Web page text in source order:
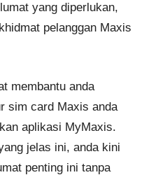
yang diperlukan,
pelanggan Maxis
membantu anda
sim card Maxis anda
aplikasi MyMaxis.
jelas ini, anda kini
penting ini tanpa